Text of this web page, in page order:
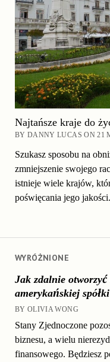
WYRÓŻNIONE
Jak zdalnie
amerykańskiej spółki
BY OLIVIA WONG
Stany Zjednoczone
biznesu, a wielu
finansowego. Będziesz
Najtańsze kraje do
BY DANNY LUCAS ON 21
Szukasz sposobu na
zmniejszenie swojego
istnieje wiele krajów,
poświęcania jego